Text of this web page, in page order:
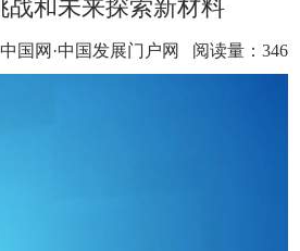
战和未来探索新材料
国网·中国发展门户网 阅读量：346